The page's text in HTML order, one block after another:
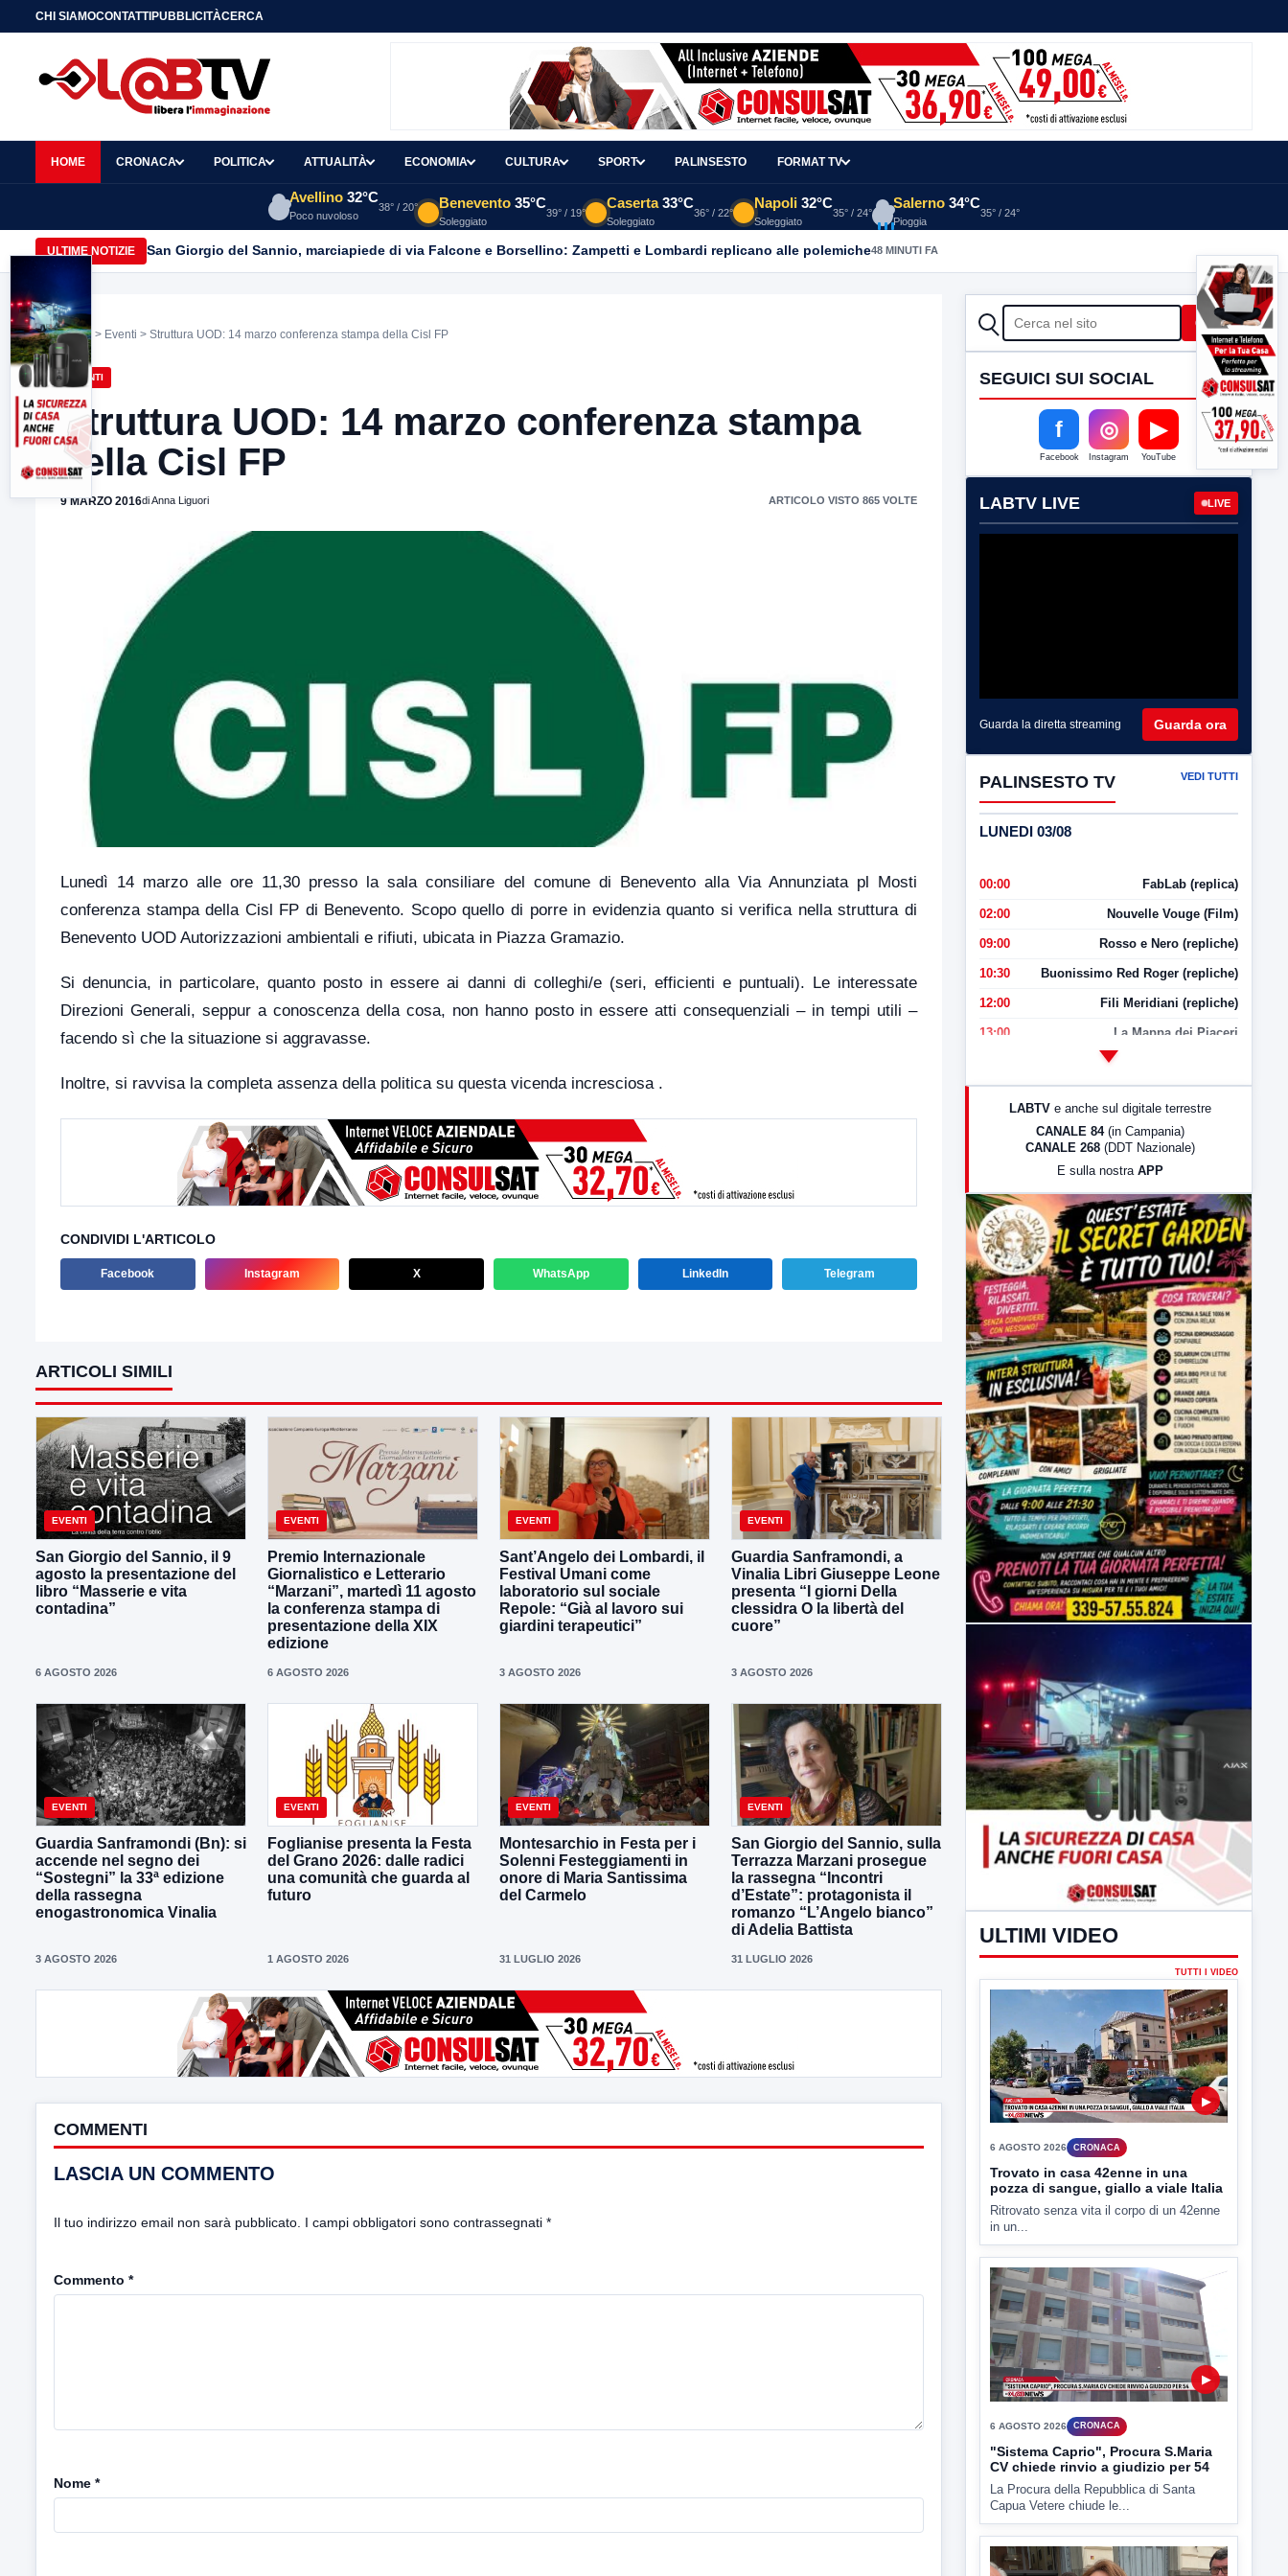
CHI SIAMOCONTATTIPUBBLICITÀCERCA
HOME CRONACA POLITICA ATTUALITÀ ECONOMIA CULTURA SPORT PALINSESTO FORMAT TV
Avellino 32°C
Poco nuvoloso
38° / 20° Benevento 35°C
Soleggiato
39° / 19°
Caserta 33°C
Soleggiato
36° / 22°
Napoli 32°C
Soleggiato
35° / 24°
Salerno 34°C
Pioggia
35° / 24°
ULTIME NOTIZIE San Giorgio del Sannio, marciapiede di via Falcone e Borsellino: Zampetti e Lombardi replicano alle polemiche48 MINUTI FA
Home > Eventi > Struttura UOD: 14 marzo conferenza stampa della Cisl FP
EVENTI
Struttura UOD: 14 marzo conferenza stampa
della Cisl FP
9 MARZO 2016di Anna Liguori ARTICOLO VISTO 865 VOLTE
Lunedì 14 marzo alle ore 11,30 presso la sala consiliare del comune di Benevento alla Via Annunziata pl Mosti
conferenza stampa della Cisl FP di Benevento. Scopo quello di porre in evidenzia quanto si verifica nella struttura di
Benevento UOD Autorizzazioni ambientali e rifiuti, ubicata in Piazza Gramazio.
Si denuncia, in particolare, quanto posto in essere ai danni di colleghi/e (seri, efficienti e puntuali). Le interessate
Direzioni Generali, seppur a conoscenza della cosa, non hanno posto in essere atti consequenziali – in tempi utili –
facendo sì che la situazione si aggravasse.
Inoltre, si ravvisa la completa assenza della politica su questa vicenda incresciosa .
CONDIVIDI L'ARTICOLO
Facebook Instagram X WhatsApp LinkedIn Telegram
ARTICOLI SIMILI
EVENTI
San Giorgio del Sannio, il 9
agosto la presentazione del
libro “Masserie e vita
contadina”
6 AGOSTO 2026
EVENTI
Premio Internazionale
Giornalistico e Letterario
“Marzani”, martedì 11 agosto
la conferenza stampa di
presentazione della XIX
edizione
6 AGOSTO 2026
EVENTI
Sant’Angelo dei Lombardi, il
Festival Umani come
laboratorio sul sociale
Repole: “Già al lavoro sui
giardini terapeutici”
3 AGOSTO 2026
EVENTI
Guardia Sanframondi, a
Vinalia Libri Giuseppe Leone
presenta “I giorni Della
clessidra O la libertà del
cuore”
3 AGOSTO 2026
EVENTI
Guardia Sanframondi (Bn): si
accende nel segno dei
“Sostegni” la 33ª edizione
della rassegna
enogastronomica Vinalia
3 AGOSTO 2026
EVENTI
Foglianise presenta la Festa
del Grano 2026: dalle radici
una comunità che guarda al
futuro
1 AGOSTO 2026
EVENTI
Montesarchio in Festa per i
Solenni Festeggiamenti in
onore di Maria Santissima
del Carmelo
31 LUGLIO 2026
EVENTI
San Giorgio del Sannio, sulla
Terrazza Marzani prosegue
la rassegna “Incontri
d’Estate”: protagonista il
romanzo “L’Angelo bianco”
di Adelia Battista
31 LUGLIO 2026
COMMENTI
LASCIA UN COMMENTO
Il tuo indirizzo email non sarà pubblicato. I campi obbligatori sono contrassegnati *
Commento *
Nome *
CERCA Cerca
SEGUICI SUI SOCIAL
f
Facebook
◎
Instagram
▶
YouTube
LABTV LIVE LIVE
Guarda la diretta streaming Guarda ora
PALINSESTO TV VEDI TUTTI
LUNEDI 03/08
00:00 FabLab (replica)
02:00 Nouvelle Vouge (Film)
09:00 Rosso e Nero (repliche)
10:30 Buonissimo Red Roger (repliche)
12:00 Fili Meridiani (repliche)
13:00 La Mappa dei Piaceri
LabNews (Diretta)
23:00 LabNews (replica)
LABTV e anche sul digitale terrestre
CANALE 84 (in Campania)
CANALE 268 (DDT Nazionale)
E sulla nostra APP
ULTIMI VIDEO
TUTTI I VIDEO
▶
6 AGOSTO 2026 CRONACA
Trovato in casa 42enne in una
pozza di sangue, giallo a viale Italia
Ritrovato senza vita il corpo di un 42enne
in un...
▶
6 AGOSTO 2026 CRONACA
"Sistema Caprio", Procura S.Maria
CV chiede rinvio a giudizio per 54
La Procura della Repubblica di Santa
Capua Vetere chiude le...